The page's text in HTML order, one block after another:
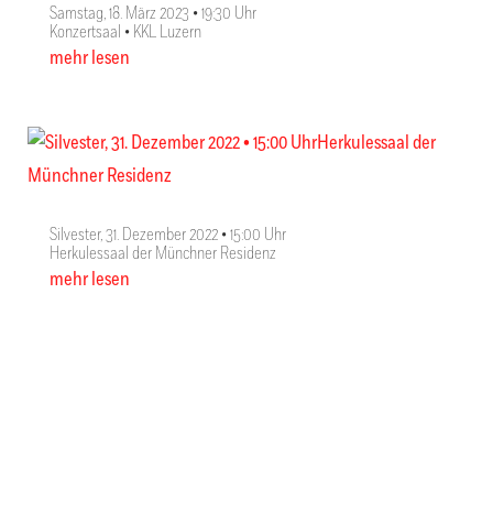
Samstag, 18. März 2023 • 19:30 Uhr
Konzertsaal • KKL Luzern
mehr lesen
Silvester, 31. Dezember 2022 • 15:00 Uhr
Herkulessaal der Münchner Residenz
mehr lesen